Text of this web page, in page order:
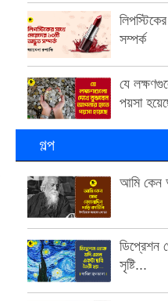
সম্পর্ক
যে
পয়সা
গল্প
আমি কেন
ডিপ্রেশন
সৃষ্টি...